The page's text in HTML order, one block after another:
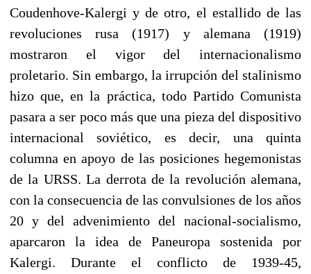
Coudenhove-Kalergi y de otro, el estallido de las
revoluciones rusa (1917) y alemana (1919)
mostraron el vigor del internacionalismo
proletario. Sin embargo, la irrupción del stalinismo
hizo que, en la práctica, todo Partido Comunista
pasara a ser poco más que una pieza del dispositivo
internacional soviético, es decir, una quinta
columna en apoyo de las posiciones hegemonistas
de la URSS. La derrota de la revolución alemana,
con la consecuencia de las convulsiones de los años
20 y del advenimiento del nacional-socialismo,
aparcaron la idea de Paneuropa sostenida por
Kalergi. Durante el conflicto de 1939-45,